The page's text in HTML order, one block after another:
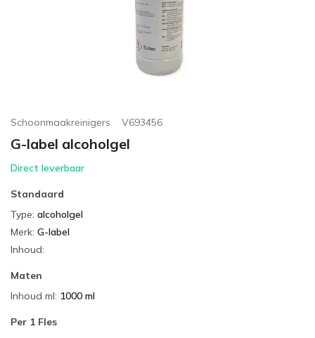
Schoonmaakreinigers V693456
G-label alcoholgel
Direct leverbaar
Standaard
Type: alcoholgel
Merk: G-label
Inhoud:
Maten
Inhoud ml: 1000 ml
Per 1 Fles